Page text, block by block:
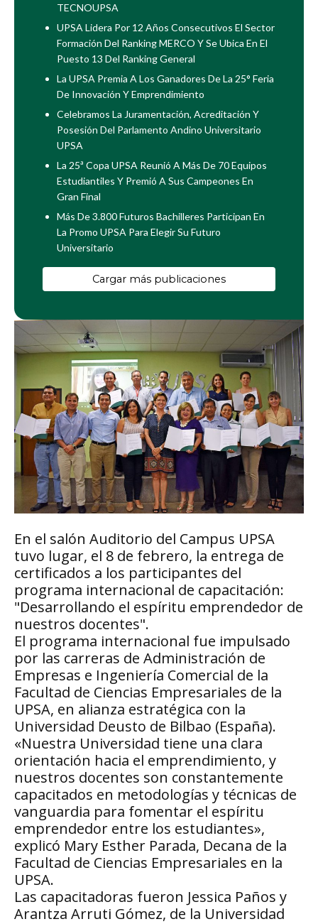
En el salón Auditorio del Campus UPSA
tuvo lugar, el 8 de febrero, la entrega de
certificados a los participantes del
programa internacional de capacitación:
"Desarrollando el espíritu emprendedor de
nuestros docentes".
El programa internacional fue impulsado
por las carreras de Administración de
Empresas e Ingeniería Comercial de la
Facultad de Ciencias Empresariales de la
UPSA, en alianza estratégica con la
Universidad Deusto de Bilbao (España).
«Nuestra Universidad tiene una clara
orientación hacia el emprendimiento, y
nuestros docentes son constantemente
capacitados en metodologías y técnicas de
vanguardia para fomentar el espíritu
emprendedor entre los estudiantes»,
explicó Mary Esther Parada, Decana de la
Facultad de Ciencias Empresariales en la
UPSA.
Las capacitadoras fueron Jessica Paños y
Arantza Arruti Gómez, de la Universidad
TECNOUPSA
UPSA Lidera Por 12 Años Consecutivos El Sector
Formación Del Ranking MERCO Y Se Ubica En El
Puesto 13 Del Ranking General
La UPSA Premia A Los Ganadores De La 25° Feria
De Innovación Y Emprendimiento
Celebramos La Juramentación, Acreditación Y
Posesión Del Parlamento Andino Universitario
UPSA
La 25ª Copa UPSA Reunió A Más De 70 Equipos
Estudiantiles Y Premió A Sus Campeones En
Gran Final
Más De 3.800 Futuros Bachilleres Participan En
La Promo UPSA Para Elegir Su Futuro
Universitario
Cargar más publicaciones